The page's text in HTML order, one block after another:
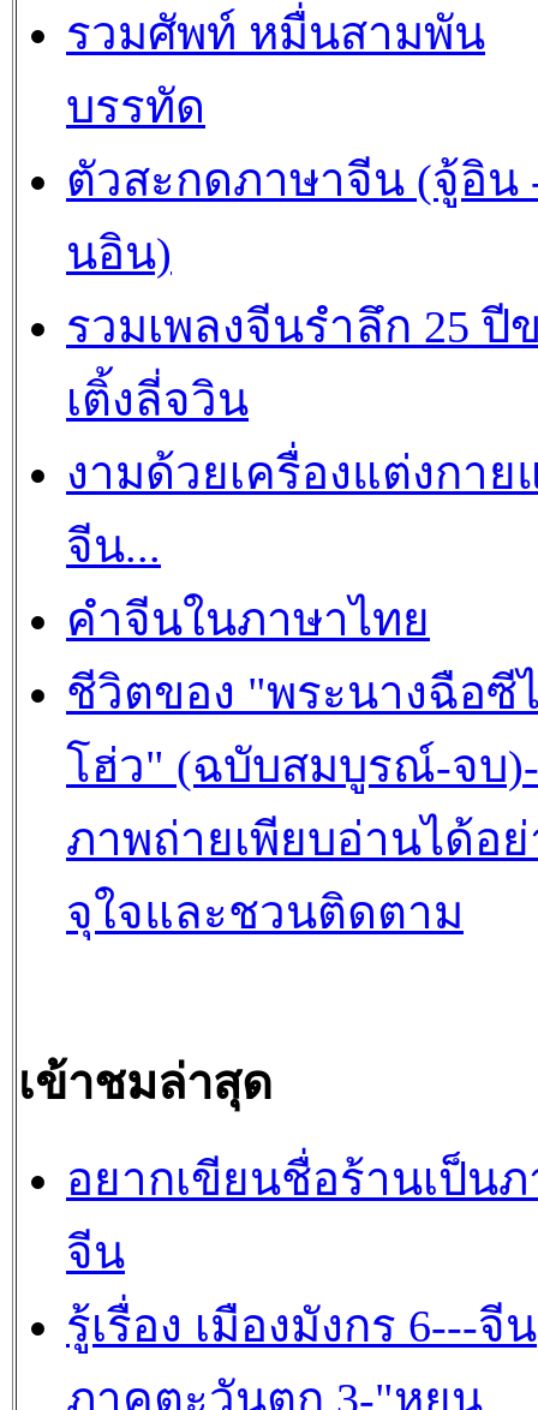
รวมศัพท์ หมื่นสามพัน
บรรทัด
ตัวสะกดภาษาจีน (จู้อิน
นอิน)
รวมเพลงจีนรำลึก 25 ปี
เติ้งลี่จวิน
งามด้วยเครื่องแต่งกาย
จีน...
คำจีนในภาษาไทย
ชีวิตของ "พระนางฉือซี
โฮ่ว" (ฉบับสมบูรณ์-จบ)-
ภาพถ่ายเพียบอ่านได้อย่
จุใจและชวนติดตาม
เข้าชมล่าสุด
อยากเขียนชื่อร้านเป็น
จีน
รู้เรื่อง เมืองมังกร 6---จีน
ภาคตะวันตก 3-"หยุน